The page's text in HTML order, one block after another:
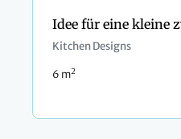
Idee für eine kleine
Kitchen Designs
6 m2